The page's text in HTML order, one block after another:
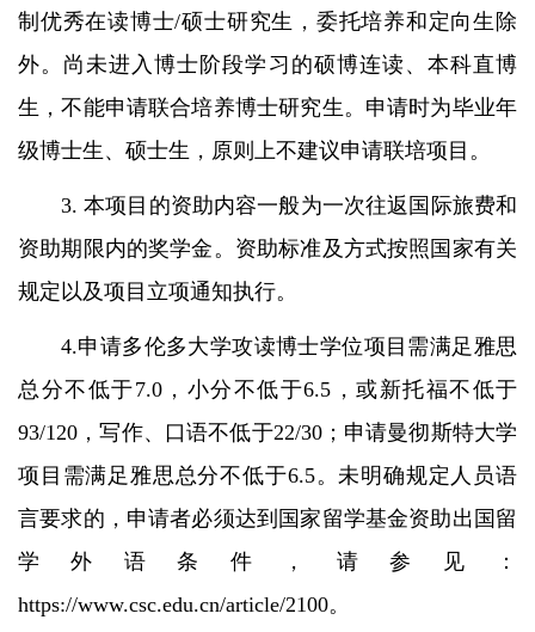
制优秀在读博士/硕士研究生，委托培养和定向生除
外。尚未进入博士阶段学习的硕博连读、本科直博
生，不能申请联合培养博士研究生。申请时为毕业年
级博士生、硕士生，原则上不建议申请联培项目。
3. 本项目的资助内容一般为一次往返国际旅费和
资助期限内的奖学金。资助标准及方式按照国家有关
规定以及项目立项通知执行。
4.申请多伦多大学攻读博士学位项目需满足雅思
总分不低于7.0，小分不低于6.5，或新托福不低于
93/120，写作、口语不低于22/30；申请曼彻斯特大学
项目需满足雅思总分不低于6.5。未明确规定人员语
言要求的，申请者必须达到国家留学基金资助出国留
学外语条件，请参见：
https://www.csc.edu.cn/article/2100。